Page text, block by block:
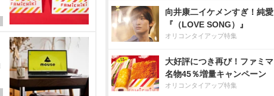
向井康二イケメンすぎ！純愛
『（LOVE SONG）』
オリコンタイアップ特集
大好評につき再び！ファミマ
名物45％増量キャンペーン
オリコンタイアップ特集